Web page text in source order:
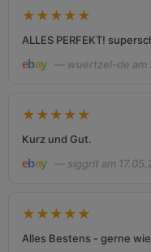
★ ★ ★ ★ ★
ALLES PERFEKT!
— wuertzel-de
★ ★ ★ ★ ★
Kurz und Gut.
— siggrit am
★ ★ ★ ★ ★
Alles Bestens - gerne